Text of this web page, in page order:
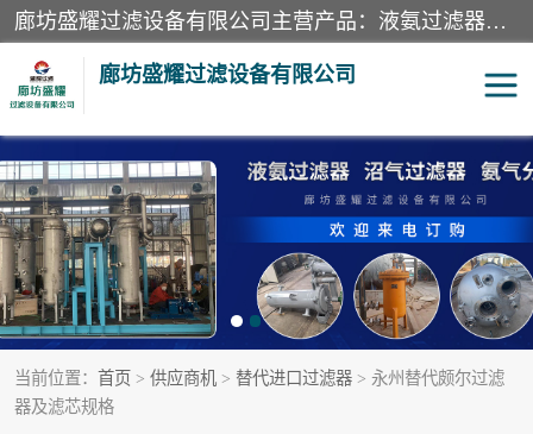
廊坊盛耀过滤设备有限公司主营产品：液氨过滤器、沼气过滤器、氨气分离器、二氧化碳过滤器、过滤器、液氨氨气过滤器、天然气过滤器、管道过滤器、*过滤器、液氨除油除水过滤器、氨气除油除水过滤器、焦炉煤气除焦油过滤器等。
廊坊盛耀过滤设备有限公司
当前位置： 首页 > 供应商机 > 替代进口过滤器 > 永州替代颇尔过滤
器及滤芯规格
二氧化碳过滤器 过滤器
液氨氨气过滤器 沼气过滤器
天然气过滤器 管道过滤器
甲醇过滤器 液氨除油除水过滤器